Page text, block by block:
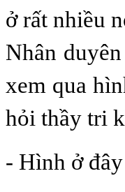
ở rất nhiều
Nhân
xem qua
hỏi thầy tri
- Hình ở